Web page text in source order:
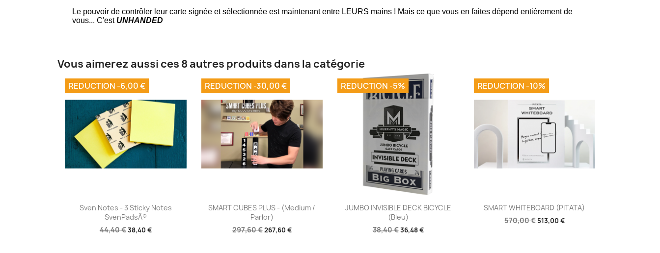
Le pouvoir de contrôler leur carte signée et sélectionnée est maintenant entre LEURS mains ! Mais ce que vous en faites dépend entièrement de
vous... C'est UNHANDED
Vous aimerez aussi ces 8 autres produits dans la catégorie
Aperçu rapide
Sven Notes - 3 Sticky Notes
SvenPadsÂ®
44,40 €38,40 €
REDUCTION -6,00 €
 Aperçu rapide
SMART CUBES PLUS - (Medium /
Parlor)
297,60 €267,60 €
REDUCTION -30,00 €
Aperçu rapide
JUMBO INVISIBLE DECK BICYCLE
(Bleu)
38,40 €36,48 €
REDUCTION -5%
Aperçu rapide
SMART WHITEBOARD (PITATA)
570,00 € 513,00 €
REDUCTION -10%